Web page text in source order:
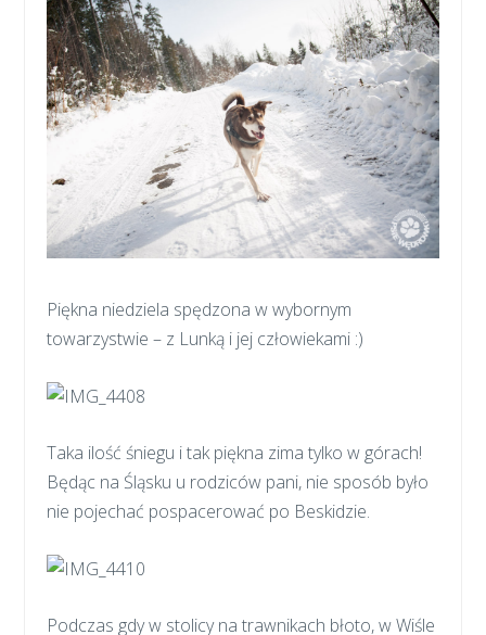
Piękna niedziela spędzona w wybornym
towarzystwie – z Lunką i jej człowiekami :)
Taka ilość śniegu i tak piękna zima tylko w górach!
Będąc na Śląsku u rodziców pani, nie sposób było
nie pojechać pospacerować po Beskidzie.
Podczas gdy w stolicy na trawnikach błoto, w Wiśle